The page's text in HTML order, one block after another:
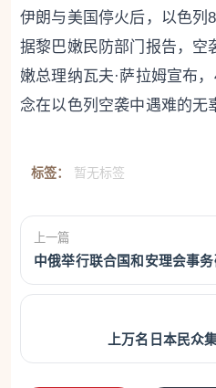
伊朗与美国停火后，以色列
据黎巴嫩民防部门报告，空
嫩总理纳瓦夫·萨拉姆宣布
念在以色列空袭中遇难的无
标签： 暂无标签
上一篇
中俄举行联合国和安理会事
上万名日本民众